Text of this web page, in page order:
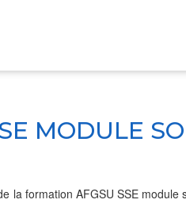
MODULE
la formation AFGSU SSE